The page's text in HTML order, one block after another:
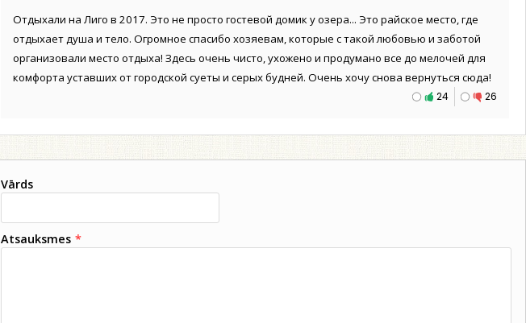
Отдыхали на Лиго в 2017. Это не просто гостевой домик у озера... Это райское место, где
отдыхает душа и тело. Огромное спасибо хозяевам, которые с такой любовью и заботой
организовали место отдыха! Здесь очень чисто, ухожено и продумано все до мелочей для
комфорта уставших от городской суеты и серых будней. Очень хочу снова вернуться сюда!
26
24
Vārds
Atsauksmes *